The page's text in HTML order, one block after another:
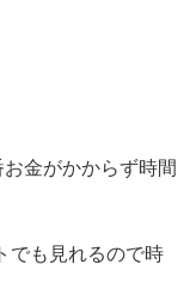
金がかからず時間
でも見れるので時